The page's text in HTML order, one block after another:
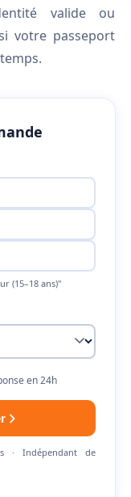
valide ou
votre passeport
(15–18 ans)"
en 24h
· Indépendant de